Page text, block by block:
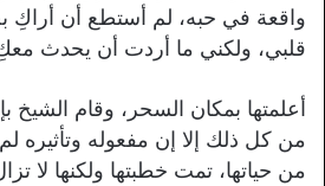
واقعة في حبه، لم أستطع أن أراكِ
قلبي، ولكني ما أردت أن يحدث
أعلمتها بمكان السحر، وقام الشيخ
من كل ذلك إلا إن مفعوله وتأثيره
من حياتها، تمت خطبتها ولكنها لا